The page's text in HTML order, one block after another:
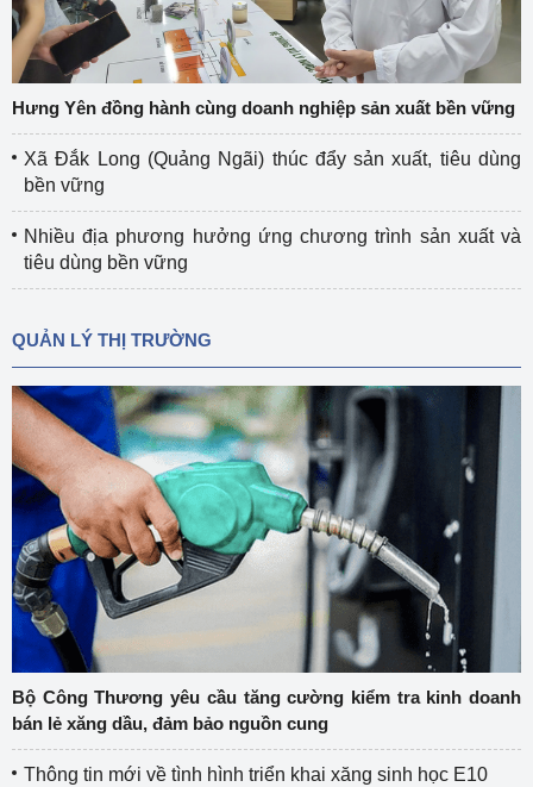
Hưng Yên đồng hành cùng doanh nghiệp sản xuất bền vững
Xã Đắk Long (Quảng Ngãi) thúc đẩy sản xuất, tiêu dùng
bền vững
Nhiều địa phương hưởng ứng chương trình sản xuất và
tiêu dùng bền vững
QUẢN LÝ THỊ TRƯỜNG
Bộ Công Thương yêu cầu tăng cường kiểm tra kinh doanh
bán lẻ xăng dầu, đảm bảo nguồn cung
Thông tin mới về tình hình triển khai xăng sinh học E10